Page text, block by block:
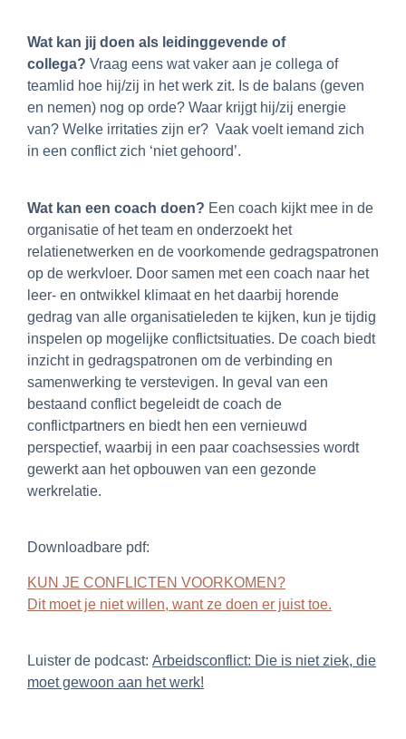
Wat kan jij doen als leidinggevende of
collega? Vraag eens wat vaker aan je collega of
teamlid hoe hij/zij in het werk zit. Is de balans (geven
en nemen) nog op orde? Waar krijgt hij/zij energie
van? Welke irritaties zijn er? Vaak voelt iemand zich
in een conflict zich ‘niet gehoord’.
Wat kan een coach doen? Een coach kijkt mee in de
organisatie of het team en onderzoekt het
relatienetwerken en de voorkomende gedragspatronen
op de werkvloer. Door samen met een coach naar het
leer- en ontwikkel klimaat en het daarbij horende
gedrag van alle organisatieleden te kijken, kun je tijdig
inspelen op mogelijke conflictsituaties. De coach biedt
inzicht in gedragspatronen om de verbinding en
samenwerking te verstevigen. In geval van een
bestaand conflict begeleidt de coach de
conflictpartners en biedt hen een vernieuwd
perspectief, waarbij in een paar coachsessies wordt
gewerkt aan het opbouwen van een gezonde
werkrelatie.
Downloadbare pdf:
KUN JE CONFLICTEN VOORKOMEN?
Dit moet je niet willen, want ze doen er juist toe.
Luister de podcast: Arbeidsconflict: Die is niet ziek, die
moet gewoon aan het werk!